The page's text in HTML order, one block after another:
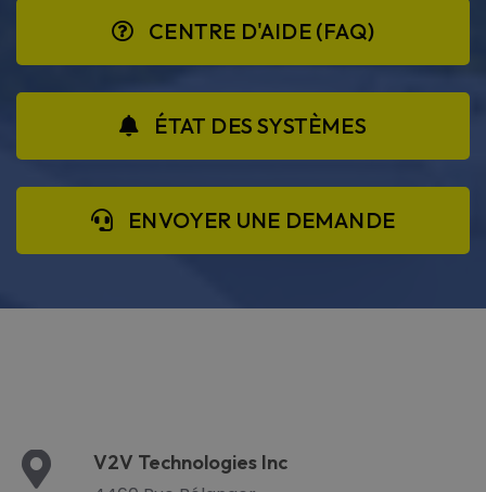
CENTRE D'AIDE (FAQ)
ÉTAT DES SYSTÈMES
ENVOYER UNE DEMANDE
V2V Technologies Inc